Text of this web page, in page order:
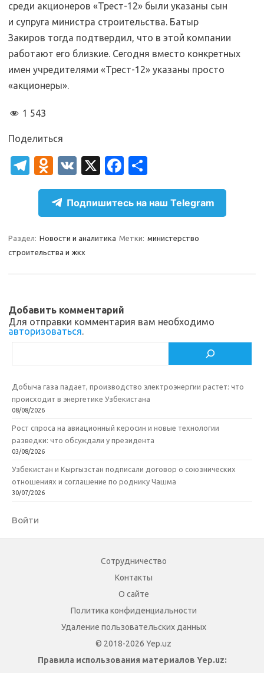
среди акционеров «Трест-12» были указаны сын
и супруга министра строительства. Батыр
Закиров тогда подтвердил, что в этой компании
работают его близкие. Сегодня вместо конкретных
имен учредителями «Трест-12» указаны просто
«акционеры».
1 543
Поделиться
T
el
gr
a
m
O
d
n
o
kl
as
i
V
K
X
Fa
c
e
b
o
т
п
р
а
ь
Подпишитесь на наш Telegram
Раздел: Новости и аналитика Метки: министерство
строительства и жкх
Добавить комментарий
Для отправки комментария вам необходимо
авторизоваться.
Добыча газа падает, производство электроэнергии растет: что
происходит в энергетике Узбекистана
08/08/2026
Рост спроса на авиационный керосин и новые технологии
разведки: что обсуждали у президента
03/08/2026
Узбекистан и Кыргызстан подписали договор о союзнических
отношениях и соглашение по роднику Чашма
30/07/2026
Войти
Сотрудничество
Контакты
О сайте
Политика конфиденциальности
Удаление пользовательских данных
© 2018-2026 Yep.uz
Правила использования материалов Yep.uz: